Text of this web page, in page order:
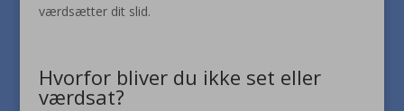
værdsætter dit slid.
Hvorfor bliver du ikke set eller
værdsat?